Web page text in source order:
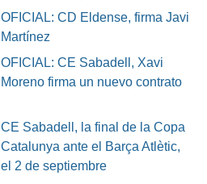
OFICIAL: CD Eldense, firma Javi
Martínez
OFICIAL: CE Sabadell, Xavi
Moreno firma un nuevo contrato
CE Sabadell, la final de la Copa
Catalunya ante el Barça Atlètic,
el 2 de septiembre